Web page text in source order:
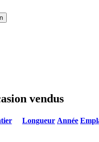
vendus
Longueur Année